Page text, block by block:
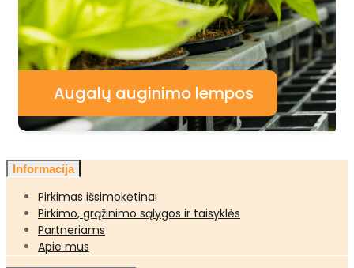
Augalų auginimo lempos
Informacija
Pirkimas išsimokėtinai
Pirkimo, grąžinimo sąlygos ir taisyklės
Partneriams
Apie mus